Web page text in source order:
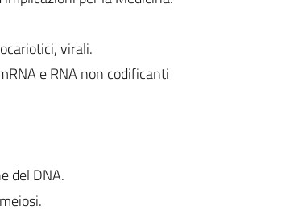
virali.
e RNA non codificanti
del DNA.